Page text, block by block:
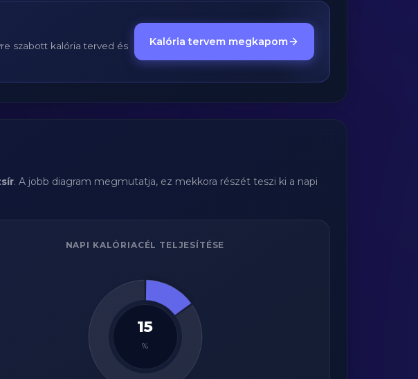
szabott kalória terved és
Kalória tervem megkapom
. A jobb diagram megmutatja, ez mekkora részét teszi ki a napi
NAPI KALÓRIACÉL TELJESÍTÉSE
15
%